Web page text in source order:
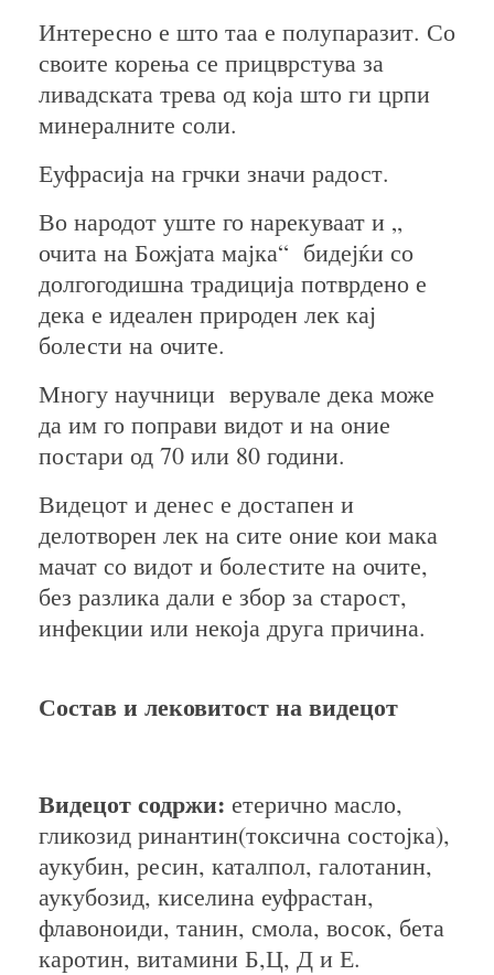
Интересно е што таа е полупаразит. Со
своите корења се прицврстува за
ливадската трева од која што ги црпи
минералните соли.
Еуфрасија на грчки значи радост.
Во народот уште го нарекуваат и „
очита на Божјата мајка“ бидејќи со
долгогодишна традиција потврдено е
дека е идеален природен лек кај
болести на очите.
Многу научници верувале дека може
да им го поправи видот и на оние
постари од 70 или 80 години.
Видецот и денес е достапен и
делотворен лек на сите оние кои мака
мачат со видот и болестите на очите,
без разлика дали е збор за старост,
инфекции или некоја друга причина.
Состав и лековитост на видецот
Видецот содржи: етерично масло,
гликозид ринантин(токсична состојка),
аукубин, ресин, каталпол, галотанин,
аукубозид, киселина еуфрастан,
флавоноиди, танин, смола, восок, бета
каротин, витамини Б,Ц, Д и Е.